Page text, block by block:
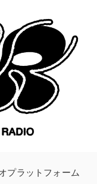
プラットフォーム